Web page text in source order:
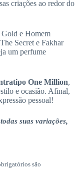
criações ao redor do
Gold e Homem
Secret e Fakhar
um perfume
One Million,
e ocasião. Afinal,
pessoal!
suas variações,
são